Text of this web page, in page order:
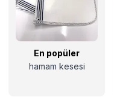
En popüler
hamam kesesi